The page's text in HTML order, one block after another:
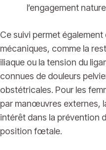
l’engagement
Ce suivi permet
mécaniques, comme la
iliaque ou la tension du
connues de douleurs
obstétricales. Pour les
par manœuvres externes,
intérêt dans la prévention
position fœtale.